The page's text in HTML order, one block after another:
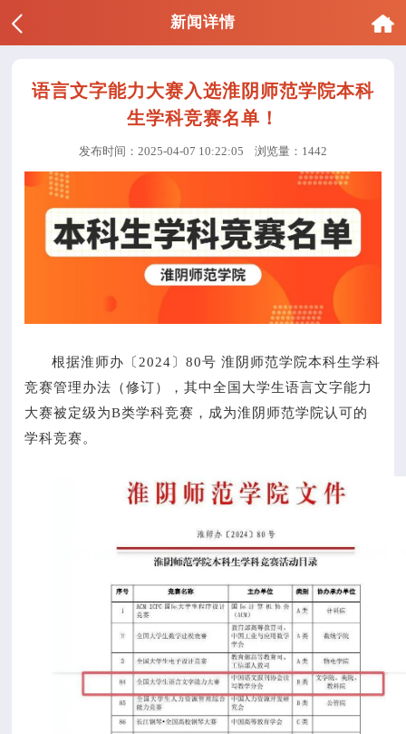
新闻详情
语言文字能力大赛入选淮阴师范学院本科
生学科竞赛名单！
发布时间：2025-04-07 10:22:05 浏览量：1442
根据淮师办〔2024〕80号 淮阴师范学院本科生学科
竞赛管理办法（修订），其中全国大学生语言文字能力
大赛被定级为B类学科竞赛，成为淮阴师范学院认可的
学科竞赛。